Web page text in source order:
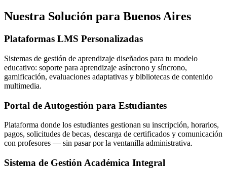
Nuestra Solución para Buenos Aires
Plataformas LMS Personalizadas
Sistemas de gestión de aprendizaje diseñados para tu modelo
educativo: soporte para aprendizaje asíncrono y síncrono,
gamificación, evaluaciones adaptativas y bibliotecas de contenido
multimedia.
Portal de Autogestión para Estudiantes
Plataforma donde los estudiantes gestionan su inscripción, horarios,
pagos, solicitudes de becas, descarga de certificados y comunicación
con profesores — sin pasar por la ventanilla administrativa.
Sistema de Gestión Académica Integral